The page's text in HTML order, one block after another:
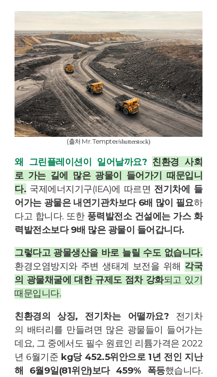
(출처 Mr. Tempter/shutterstock)
왜 그린플레이션이 일어날까요? 친환경 사회
로 가는 길에 많은 광물이 들어가기 때문입니
다. 국제에너지기구(IEA)에 따르면 전기차에 들
어가는 광물은 내연기관차보다 6배 많이 필요하
다고 합니다. 또한 풍력발전소 건설에는 가스 화
력발전소보다 9배 많은 광물이 들어갑니다.
그렇다고 광물생산을 바로 늘릴 수도 없습니다.
환경오염방지와 주변 생태계 보전을 위해 각국
의 광물채굴에 대한 규제도 점차 강화되고 있기
때문입니다.
친환경의 상징, 전기차는 어떨까요? 전기차
의 배터리를 만들려면 많은 광물들이 들어가는
데요, 그 중에서도 필수 원료인 리튬가격은 2022
년 6월기준 kg당 452.5위안으로 1년 전인 지난
해 6월9일(81위안)보다 459% 폭등했습니다.